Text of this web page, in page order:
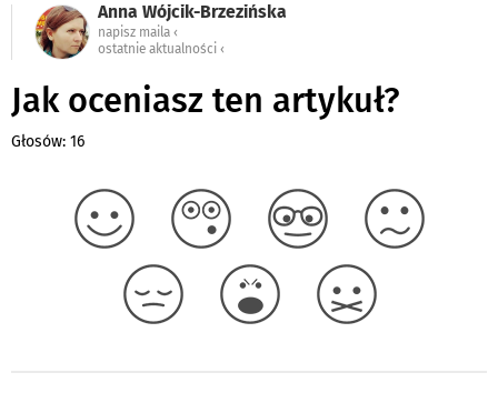
Anna Wójcik-Brzezińska
napisz maila ‹
ostatnie aktualności ‹
Jak oceniasz ten artykuł?
Głosów: 16